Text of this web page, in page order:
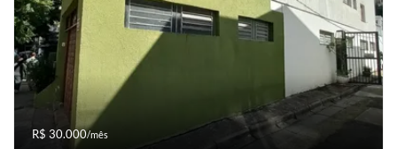
R$ 30.000/mês